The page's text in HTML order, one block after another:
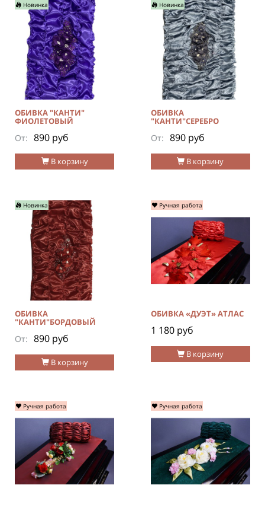
Новинка
В корзину
ОБИВКА "КАНТИ"
ФИОЛЕТОВЫЙ
От: 890 руб
Новинка
В корзину
ОБИВКА
"КАНТИ"СЕРЕБРО
От: 890 руб
Новинка
В корзину
ОБИВКА
"КАНТИ"БОРДОВЫЙ
От: 890 руб
Ручная работа
В корзину
ОБИВКА «ДУЭТ» АТЛАС
1 180 руб
Ручная работа Ручная работа